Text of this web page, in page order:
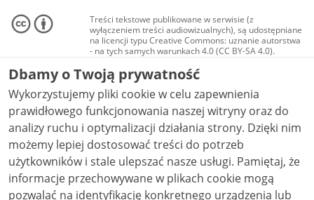
Treści tekstowe publikowane w serwisie (z
wyłączeniem treści audiowizualnych), są udostępniane
na licencji typu Creative Commons: uznanie autorstwa
- na tych samych warunkach 4.0 (CC BY-SA 4.0).
Materiały audiowizualne, w tym zdjęcia, materiały
audio i wideo, są udostępniane na licencji typu
Creative Commons: uznanie autorstwa użycie
niekomercyjne - bez utworów zależnych 4.0 (CC BY-
NC-ND 4.0), o ile nie jest to stwierdzone inaczej.
Dbamy o Twoją prywatność
Wykorzystujemy pliki cookie w celu zapewnienia
prawidłowego funkcjonowania naszej witryny oraz do
analizy ruchu i optymalizacji działania strony. Dzięki nim
możemy lepiej dostosować treści do potrzeb
użytkowników i stale ulepszać nasze usługi. Pamiętaj, że
informacje przechowywane w plikach cookie mogą
pozwalać na identyfikację konkretnego urządzenia lub